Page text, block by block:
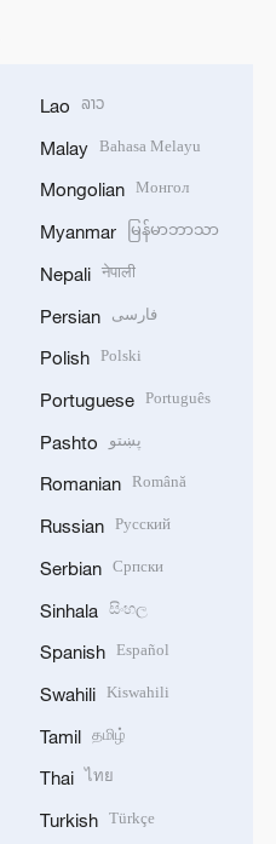
Lao ລາວ
Malay Bahasa Melayu
Mongolian Монгол
Myanmar မြန်မာဘာသာ
Nepali नेपाली
Persian فارسی
Polish Polski
Portuguese Português
Pashto پښتو
Romanian Română
Russian Русский
Serbian Српски
Sinhala සිංහල
Spanish Español
Swahili Kiswahili
Tamil தமிழ்
Thai ไทย
Turkish Türkçe